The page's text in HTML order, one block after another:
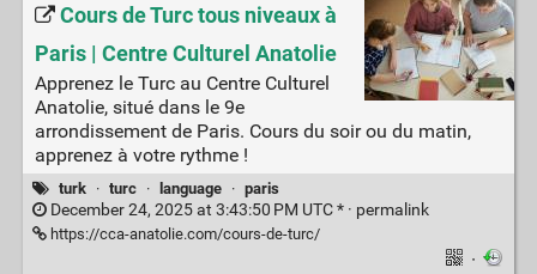
Cours de Turc tous niveaux à
Paris | Centre Culturel Anatolie
Apprenez le Turc au Centre Culturel
Anatolie, situé dans le 9e
arrondissement de Paris. Cours du soir ou du matin,
apprenez à votre rythme !
turk · turc · language · paris
December 24, 2025 at 3:43:50 PM UTC * · permalink
https://cca-anatolie.com/cours-de-turc/
·